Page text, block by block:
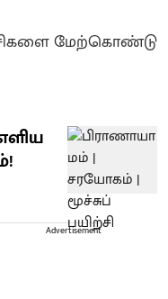
மேற்கொண்டு
Advertisement